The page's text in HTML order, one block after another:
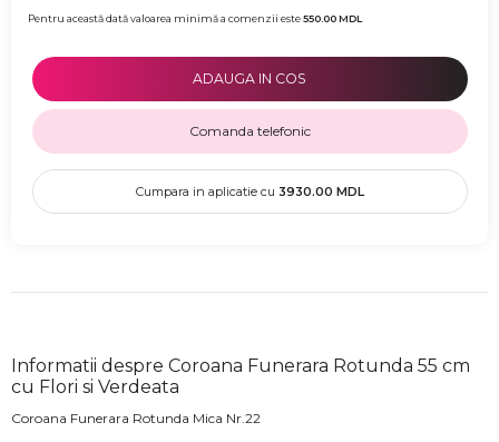
Pentru această dată valoarea minimă a comenzii este550.00MDL
ADAUGA IN COS
Comanda telefonic
Cumpara in aplicatie cu 3930.00 MDL
Informatii despre Coroana Funerara Rotunda 55 cm
cu Flori si Verdeata
Coroana Funerara Rotunda Mica Nr.22